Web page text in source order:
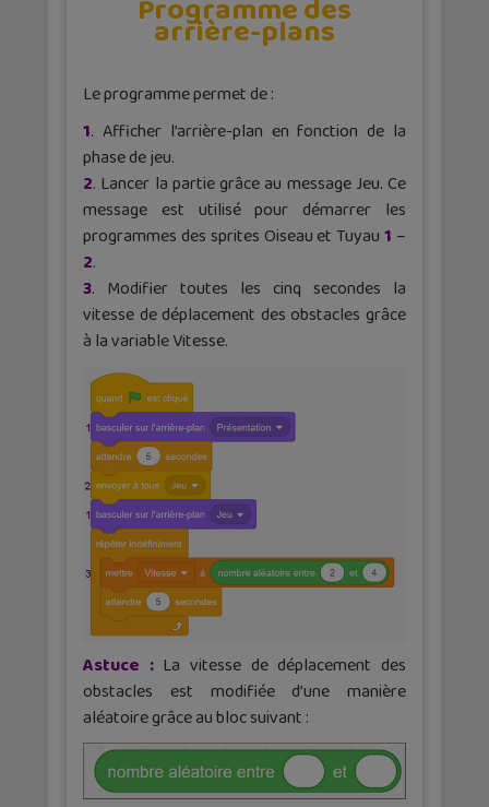
Programme des
arrière-plans
Le programme permet de :
1. Afficher l’arrière-plan en fonction de la
phase de jeu.
2. Lancer la partie grâce au message Jeu. Ce
message est utilisé pour démarrer les
programmes des sprites Oiseau et Tuyau1 –
2.
3. Modifier toutes les cinq secondes la
vitesse de déplacement des obstacles grâce
à la variable Vitesse.
Astuce :La vitesse de déplacement des
obstacles est modifiée d’une manière
aléatoire grâce au bloc suivant :